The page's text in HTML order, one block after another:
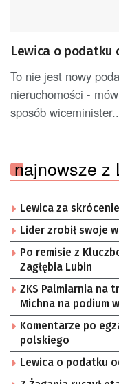
Lewica o podatku
To nie jest nowy
nieruchomości -
sposób
najnowsze z
Lewica za
Lider zrobił swoje
Po remisie z
Zagłębia Lubin
ZKS Palmiarnia na
Michna na podium
Komentarze po
polskiego
Lewica o podatku